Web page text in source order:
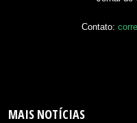
Contato:
MAIS NOTÍCIAS